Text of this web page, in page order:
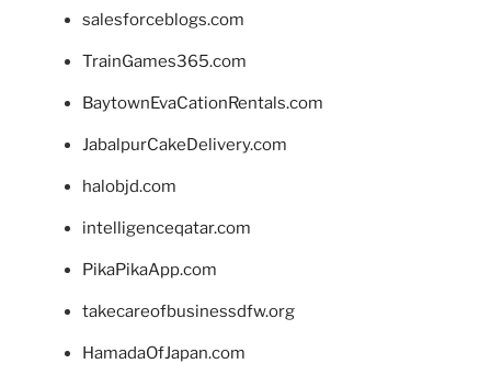
salesforceblogs.com
TrainGames365.com
BaytownEvaCationRentals.com
JabalpurCakeDelivery.com
halobjd.com
intelligenceqatar.com
PikaPikaApp.com
takecareofbusinessdfw.org
HamadaOfJapan.com